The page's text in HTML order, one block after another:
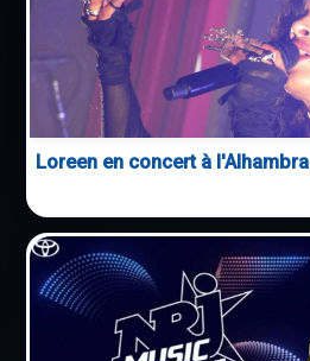
Loreen en concert à l'Alhambra